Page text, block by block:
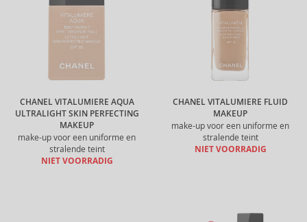
CHANEL VITALUMIERE AQUA
ULTRALIGHT SKIN PERFECTING
MAKEUP
make-up voor een uniforme en
stralende teint
NIET VOORRADIG
CHANEL VITALUMIERE FLUID
MAKEUP
make-up voor een uniforme en
stralende teint
NIET VOORRADIG